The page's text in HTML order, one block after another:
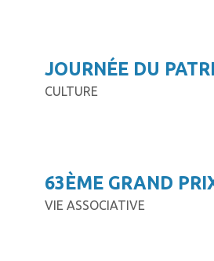
JOURNÉE DU
CULTURE
63ÈME GRAND
VIE ASSOCIATIVE